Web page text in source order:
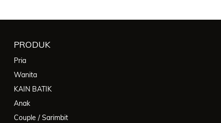
PRODUK
Pria
Wanita
KAIN BATIK
Anak
Couple / Sarimbit